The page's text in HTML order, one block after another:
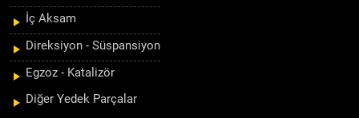
İç Aksam
Direksiyon - Süspansiyon
Egzoz - Katalizör
Diğer Yedek Parçalar